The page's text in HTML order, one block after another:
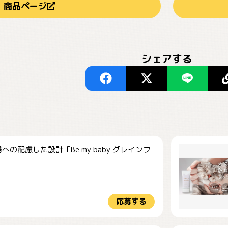
商品ページ
シェアする
の配慮した設計「Be my baby グレインフ
応募する